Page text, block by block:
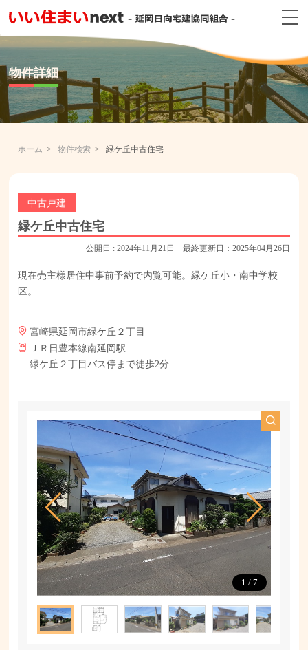
物件詳細
ホーム 物件検索 緑ケ丘中古住宅
中古戸建
緑ケ丘中古住宅
公開日 : 2024年11月21日 最終更新日：2025年04月26日
現在売主様居住中事前予約で内覧可能。緑ケ丘小・南中学校
区。
宮崎県延岡市緑ケ丘２丁目
ＪＲ日豊本線南延岡駅
緑ケ丘２丁目バス停まで徒歩2分
1 /7